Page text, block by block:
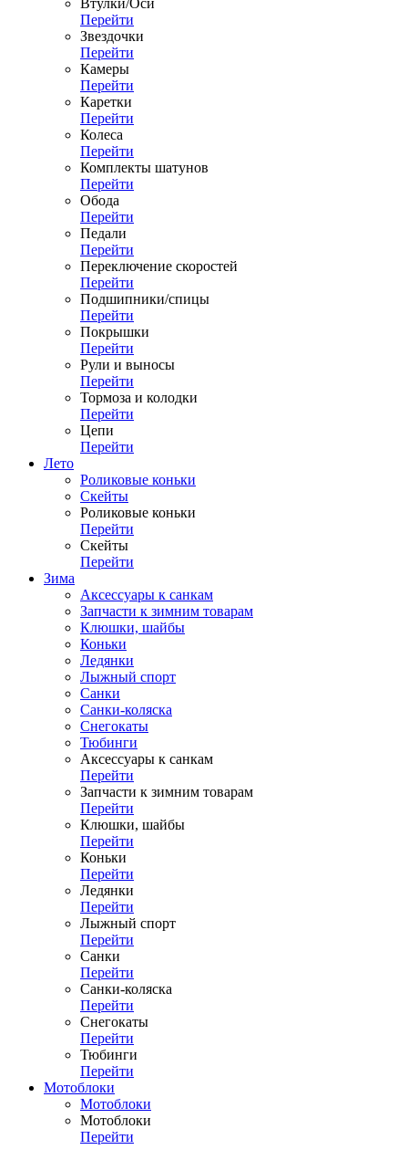
Втулки/Оси
Перейти
Звездочки
Перейти
Камеры
Перейти
Каретки
Перейти
Колеса
Перейти
Комплекты шатунов
Перейти
Обода
Перейти
Педали
Перейти
Переключение скоростей
Перейти
Подшипники/спицы
Перейти
Покрышки
Перейти
Рули и выносы
Перейти
Тормоза и колодки
Перейти
Цепи
Перейти
Лето
Роликовые коньки
Скейты
Роликовые коньки
Перейти
Скейты
Перейти
Зима
Аксессуары к санкам
Запчасти к зимним товарам
Клюшки, шайбы
Коньки
Ледянки
Лыжный спорт
Санки
Санки-коляска
Снегокаты
Тюбинги
Аксессуары к санкам
Перейти
Запчасти к зимним товарам
Перейти
Клюшки, шайбы
Перейти
Коньки
Перейти
Ледянки
Перейти
Лыжный спорт
Перейти
Санки
Перейти
Санки-коляска
Перейти
Снегокаты
Перейти
Тюбинги
Перейти
Мотоблоки
Мотоблоки
Мотоблоки
Перейти